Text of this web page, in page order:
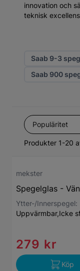
innovation och
teknisk
grundat 1937
bilar, vilket
robusta
Saab-bilar ut
Saab 9-3
Saab 900
Sortera efter
Produkter 1-20
mekster
Spegelglas -
Ytter-/Innerspegel:
Uppvärmbar,Icke
279 kr
Köp